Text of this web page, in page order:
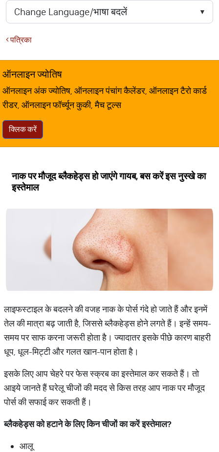
पत्रिका
ऑनलाइन ज्योतिष
ऑनलाइन अंक ज्योतिष, ऑनलाइन पंचांग कैलेंडर, ऑनलाइन टैरो कार्ड
रीडर, ऑनलाइन फॉर्च्यून कुकी, मैच टूल्स
क्लिक करें
नाक पर मौजूद ब्लैकहेड्स हो जाएंगे गायब, बस करें इस नुस्खे का
इस्तेमाल
लाइफस्टाइल के बदलने की वजह नाक के पोर्स गंदे हो जाते हैं और इनमें
तेल की मात्रा बढ़ जाती है, जिससे ब्लैकहेड्स होने लगते हैं। इन्हें समय-
समय पर साफ करना जरूरी होता है। ज्यादातर इसके पीछे कारण बाहरी
धूप, धूल-मिट्टी और गलत खान-पान होता है।
इसके लिए आप चेहरे पर फेस स्क्रब का इस्तेमाल कर सकते हैं। तो
आइये जानते हैं घरेलू चीजों की मदद से किस तरह आप नाक पर मौजूद
पोर्स की सफाई कर सकती हैं।
ब्लैकहेड्स को हटाने के लिए किन चीजों का करें इस्तेमाल?
आलू